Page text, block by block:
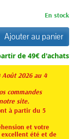
En stock
Ajouter au panier
de 49€ d'achats
2026 au 4
commandes
site.
à partir du 5
et votre
été et de